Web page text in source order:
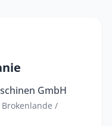
GmbH
Brokenlande /